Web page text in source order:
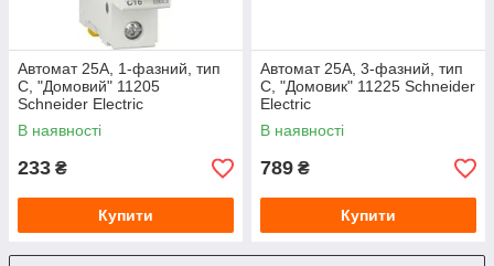
Автомат 25A, 1-фазний, тип
С, "Домовий" 11205
Schneider Electric
В наявності
233 ₴
Купити
Автомат 25A, 3-фазний, тип
С, "Домовик" 11225 Schneider
Electric
В наявності
789 ₴
Купити